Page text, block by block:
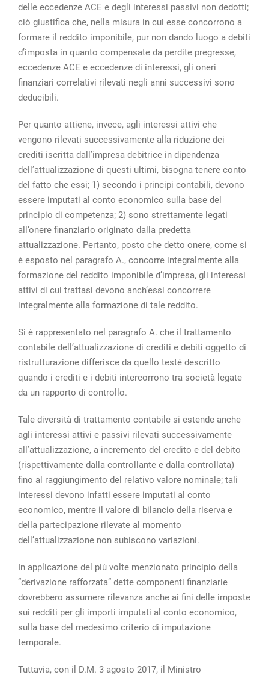
delle eccedenze ACE e degli interessi passivi non dedotti;
ciò giustifica che, nella misura in cui esse concorrono a
formare il reddito imponibile, pur non dando luogo a debiti
d’imposta in quanto compensate da perdite pregresse,
eccedenze ACE e eccedenze di interessi, gli oneri
finanziari correlativi rilevati negli anni successivi sono
deducibili.
Per quanto attiene, invece, agli interessi attivi che
vengono rilevati successivamente alla riduzione dei
crediti iscritta dall’impresa debitrice in dipendenza
dell’attualizzazione di questi ultimi, bisogna tenere conto
del fatto che essi; 1) secondo i principi contabili, devono
essere imputati al conto economico sulla base del
principio di competenza; 2) sono strettamente legati
all’onere finanziario originato dalla predetta
attualizzazione. Pertanto, posto che detto onere, come si
è esposto nel paragrafo A., concorre integralmente alla
formazione del reddito imponibile d’impresa, gli interessi
attivi di cui trattasi devono anch’essi concorrere
integralmente alla formazione di tale reddito.
Si è rappresentato nel paragrafo A. che il trattamento
contabile dell’attualizzazione di crediti e debiti oggetto di
ristrutturazione differisce da quello testé descritto
quando i crediti e i debiti intercorrono tra società legate
da un rapporto di controllo.
Tale diversità di trattamento contabile si estende anche
agli interessi attivi e passivi rilevati successivamente
all’attualizzazione, a incremento del credito e del debito
(rispettivamente dalla controllante e dalla controllata)
fino al raggiungimento del relativo valore nominale; tali
interessi devono infatti essere imputati al conto
economico, mentre il valore di bilancio della riserva e
della partecipazione rilevate al momento
dell’attualizzazione non subiscono variazioni.
In applicazione del più volte menzionato principio della
“derivazione rafforzata” dette componenti finanziarie
dovrebbero assumere rilevanza anche ai fini delle imposte
sui redditi per gli importi imputati al conto economico,
sulla base del medesimo criterio di imputazione
temporale.
Tuttavia, con il D.M. 3 agosto 2017, il Ministro